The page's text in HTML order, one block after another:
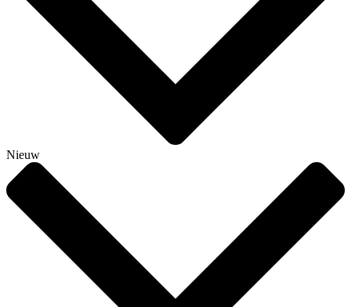
Nieuw